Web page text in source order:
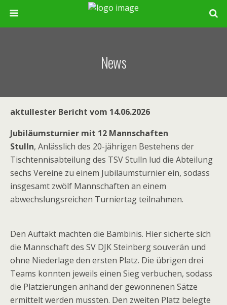
News
aktullester Bericht vom 14.06.2026
Jubiläumsturnier mit 12 Mannschaften
Stulln, Anlässlich des 20-jährigen Bestehens der
Tischtennisabteilung des TSV Stulln lud die Abteilung
sechs Vereine zu einem Jubiläumsturnier ein, sodass
insgesamt zwölf Mannschaften an einem
abwechslungsreichen Turniertag teilnahmen.
Den Auftakt machten die Bambinis. Hier sicherte sich
die Mannschaft des SV DJK Steinberg souverän und
ohne Niederlage den ersten Platz. Die übrigen drei
Teams konnten jeweils einen Sieg verbuchen, sodass
die Platzierungen anhand der gewonnenen Sätze
ermittelt werden mussten. Den zweiten Platz belegte